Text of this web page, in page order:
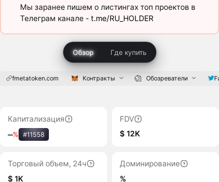
Мы заранее пишем о листингах топ проектов в
Телеграм канале - t.me/RU_HOLDER
Обзор Где купить
fmetatoken.com Контракты Обозреватели
Капитализация
‒% #11558
FDV
$ 12K
Торговый объем, 24ч
$ 1K
Доминирование
%